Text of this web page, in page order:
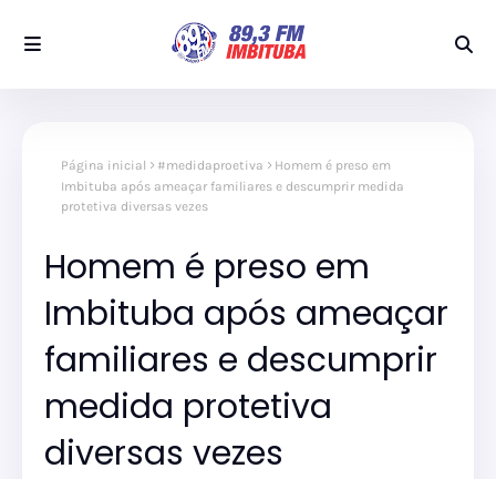
Página inicial #medidaproetiva
Homem é preso em
Imbituba após ameaçar familiares e descumprir medida
protetiva diversas vezes
Homem é preso em
Imbituba após ameaçar
familiares e descumprir
medida protetiva
diversas vezes